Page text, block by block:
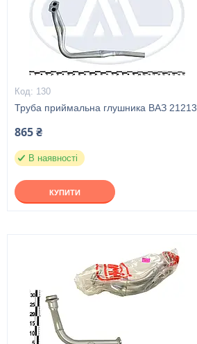
130
Труба приймальна глушника ВАЗ 21213
865 ₴
В наявності
КУПИТИ